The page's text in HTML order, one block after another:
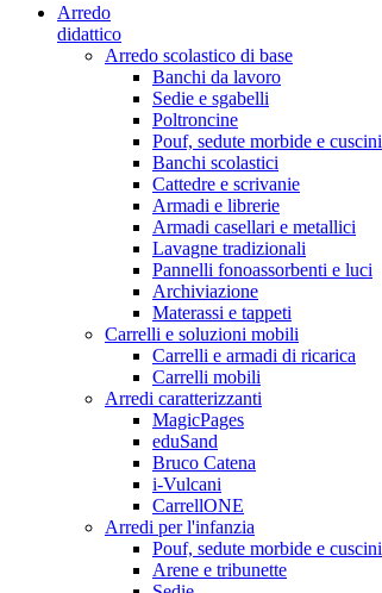
Arredo
didattico
Arredo scolastico di base
Banchi da lavoro
Sedie e sgabelli
Poltroncine
Pouf, sedute morbide e cuscini
Banchi scolastici
Cattedre e scrivanie
Armadi e librerie
Armadi casellari e metallici
Lavagne tradizionali
Pannelli fonoassorbenti e luci
Archiviazione
Materassi e tappeti
Carrelli e soluzioni mobili
Carrelli e armadi di ricarica
Carrelli mobili
Arredi caratterizzanti
MagicPages
eduSand
Bruco Catena
i-Vulcani
CarrellONE
Arredi per l'infanzia
Pouf, sedute morbide e cuscini
Arene e tribunette